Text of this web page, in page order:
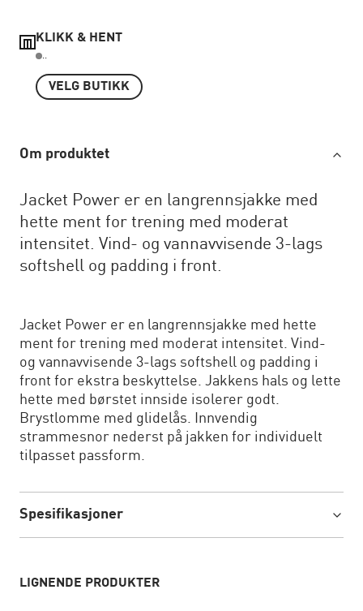
KLIKK & HENT
..
VELG BUTIKK
Om produktet
Jacket Power er en langrennsjakke med
hette ment for trening med moderat
intensitet. Vind- og vannavvisende 3-lags
softshell og padding i front.
Jacket Power er en langrennsjakke med hette
ment for trening med moderat intensitet. Vind-
og vannavvisende 3-lags softshell og padding i
front for ekstra beskyttelse. Jakkens hals og lette
hette med børstet innside isolerer godt.
Brystlomme med glidelås. Innvendig
strammesnor nederst på jakken for individuelt
tilpasset passform.
Spesifikasjoner
LIGNENDE PRODUKTER